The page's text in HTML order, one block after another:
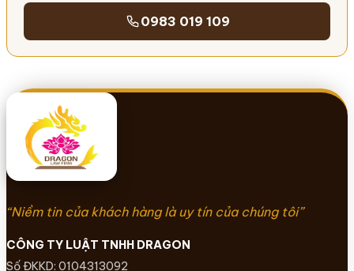
0983 019 109
“Niềm tin của khách hàng là uy tín của chúng tôi”
CÔNG TY LUẬT TNHH DRAGON
Số ĐKKD: 0104313092